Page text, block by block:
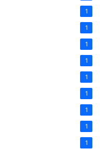
1
1
1
1
1
1
1
1
1